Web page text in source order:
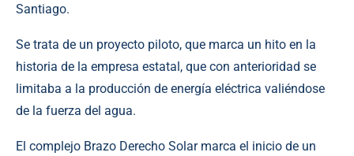
Santiago.
Se trata de un proyecto piloto, que marca un hito en la
historia de la empresa estatal, que con anterioridad se
limitaba a la producción de energía eléctrica valiéndose
de la fuerza del agua.
El complejo Brazo Derecho Solar marca el inicio de un